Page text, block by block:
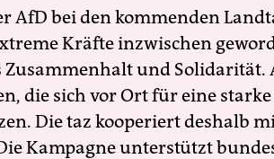
AfD bei den kommenden
Kräfte inzwischen
Zusammenhalt und Solidarität.
die sich vor Ort für eine starke
Die taz kooperiert deshalb
Kampagne unterstützt